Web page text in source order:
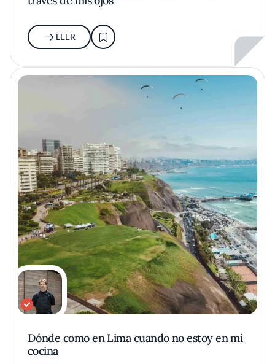
LEER
Dónde como en Lima cuando no estoy en mi
cocina